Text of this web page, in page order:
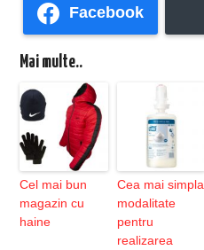
Facebook
Mai multe..
Cel mai bun
magazin cu
haine
Cea mai simpla
modalitate
pentru
realizarea